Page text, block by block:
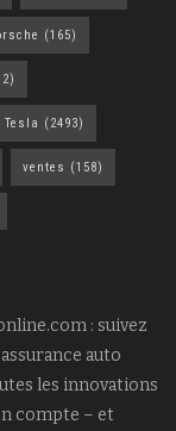
(165)
Tesla (2493)
ventes (158)
: suivez
auto
les innovations
compte – et